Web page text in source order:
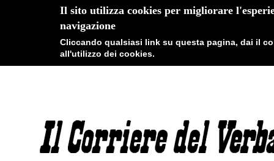
Il sito utilizza cookies per migliorare
navigazione
Cliccando qualsiasi link su questa pagina, dai il
all'utilizzo dei cookies.